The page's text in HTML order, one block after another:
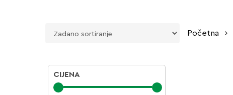
Početna
CIJENA